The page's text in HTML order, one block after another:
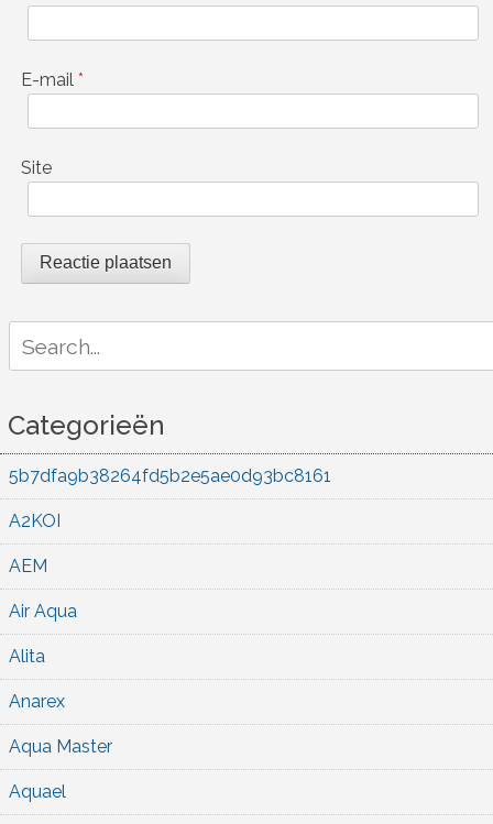
E-mail *
Site
for:
Categorieën
5b7dfa9b38264fd5b2e5ae0d93bc8161
A2KOI
AEM
Air Aqua
Alita
Anarex
Aqua Master
Aquael